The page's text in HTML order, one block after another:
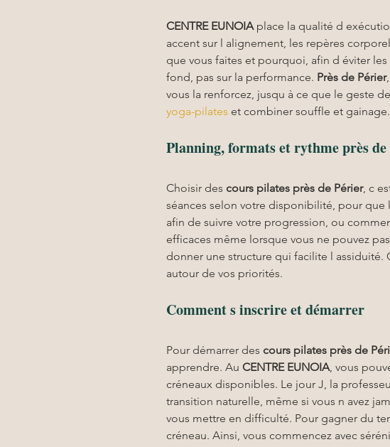
CENTRE EUNOIA place la qualité d
accent sur l alignement, les repères
que vous faites et pourquoi, afin d éviter
fond, pas sur la performance. Près de Périer
vous la renforcez, jusqu à ce que le geste
yoga-pilates et combiner souffle et gainage.
Planning, formats et rythme près
Choisir des cours pilates près de Périer, c
séances selon votre disponibilité, pour
afin de suivre votre progression, ou
efficaces même lorsque vous ne pouvez
donner une structure qui facilite l assiduité.
autour de vos priorités.
Comment s inscrire et démarrer
Pour démarrer des cours pilates près de
apprendre. Au CENTRE EUNOIA, vous
créneaux disponibles. Le jour J, la
transition naturelle, même si vous n avez
vous mettre en difficulté. Pour gagner du
créneau. Ainsi, vous commencez avec